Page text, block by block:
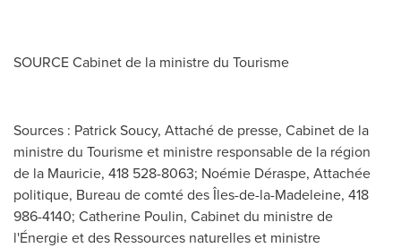
SOURCE Cabinet de la ministre du Tourisme
Sources : Patrick Soucy, Attaché de presse, Cabinet de la
ministre du Tourisme et ministre responsable de la région
de la Mauricie, 418 528-8063; Noémie Déraspe, Attachée
politique, Bureau de comté des Îles-de-la-Madeleine, 418
986-4140; Catherine Poulin, Cabinet du ministre de
l'Énergie et des Ressources naturelles et ministre